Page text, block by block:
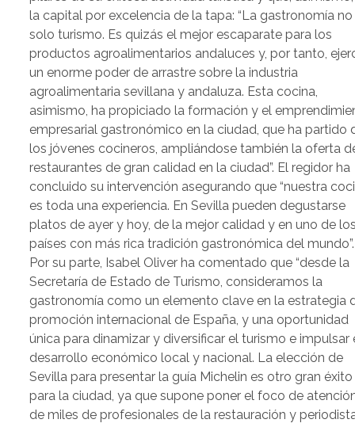
la capital por excelencia de la tapa: “La gastronomía no
solo turismo. Es quizás el mejor escaparate para los
productos agroalimentarios andaluces y, por tanto,
un enorme poder de arrastre sobre la industria
agroalimentaria sevillana y andaluza. Esta cocina,
asimismo, ha propiciado la formación y el
empresarial gastronómico en la ciudad, que ha partido
los jóvenes cocineros, ampliándose también la oferta
restaurantes de gran calidad en la ciudad”. El regidor ha
concluido su intervención asegurando que “nuestra
es toda una experiencia. En Sevilla pueden degustarse
platos de ayer y hoy, de la mejor calidad y en uno de
países con más rica tradición gastronómica del mundo”.
Por su parte, Isabel Oliver ha comentado que “desde la
Secretaría de Estado de Turismo, consideramos la
gastronomía como un elemento clave en la estrategia
promoción internacional de España, y una oportunidad
única para dinamizar y diversificar el turismo e impulsar
desarrollo económico local y nacional. La elección de
Sevilla para presentar la guía Michelin es otro gran éxito
para la ciudad, ya que supone poner el foco de
de miles de profesionales de la restauración y